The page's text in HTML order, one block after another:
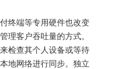
终端等专用硬件也改变
理客户吞吐量的方式。
检查其个人设备或等待
地网络进行同步。独立